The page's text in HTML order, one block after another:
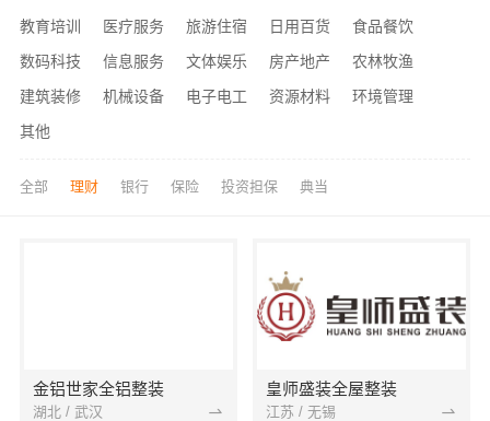
教育培训
医疗服务 旅游住宿 日用百货
食品餐饮
数码科技
信息服务 文体娱乐 房产地产
农林牧渔
建筑装修
机械设备 电子电工 资源材料
环境管理
其他
全部 理财 银行 保险 投资担保 典当
金铝世家全铝整装
湖北 / 武汉
皇师盛装全屋整装
江苏 / 无锡